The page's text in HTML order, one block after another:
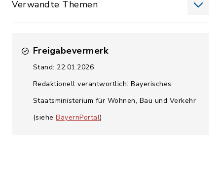
Verwandte Themen
Freigabevermerk
Stand: 22.01.2026
Redaktionell verantwortlich: Bayerisches
Staatsministerium für Wohnen, Bau und Verkehr
(siehe BayernPortal)